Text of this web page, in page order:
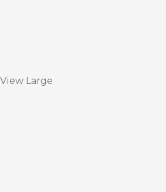
View Large